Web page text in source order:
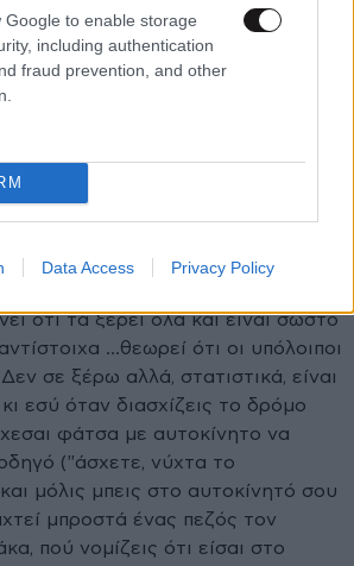
Google to enable storage
including authentication
fraud prevention, and other
Data Access Privacy Policy
Μάθε γελοιογραφία
σου... εσύ μόνο ξέρεις αν
σε σένα αλλά στο
ότι τα ξέρει όλα και είναι σωστό
...θεωρεί ότι οι υπόλοιποι
σε ξέρω αλλά, στατιστικά, είναι
εσύ όταν διασχίζεις το δρόμο
φάτσα με αυτοκίνητο να
("άσχετε, νύχτα το
μόλις μπεις στο αυτοκίνητό σου
μπροστά ένας πεζός τον
πού νομίζεις ότι είσαι στο